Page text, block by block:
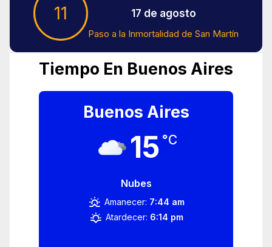
11 17 de agosto
Paso a la Inmortalidad de San Martín
Tiempo En Buenos Aires
Buenos Aires
15 °C
Nubes
Amanecer: 7:44 am
Atardecer: 6:14 pm